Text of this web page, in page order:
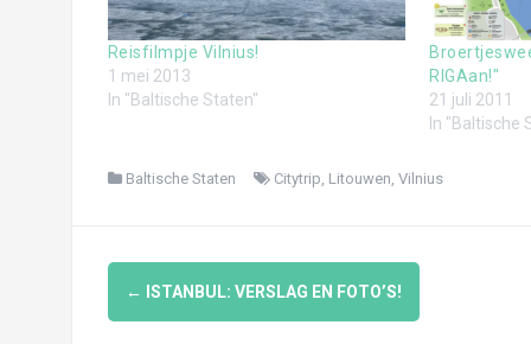
Tayrona National Park: afscheid van de
Genieten in kleurrijk Cartagena
Panama-City
De laatste dagen in Den Dungen
Voorpret Brazilië
Reisfilmpje Vilnius!
1 mei 2013
In "Baltische Staten"
RIGAan!"
21 juli 2011
In "Baltische
Baltische Staten Citytrip, Litouwen, Vilnius
Berichtnavigatie
← ISTANBUL: VERSLAG EN FOTO’S!